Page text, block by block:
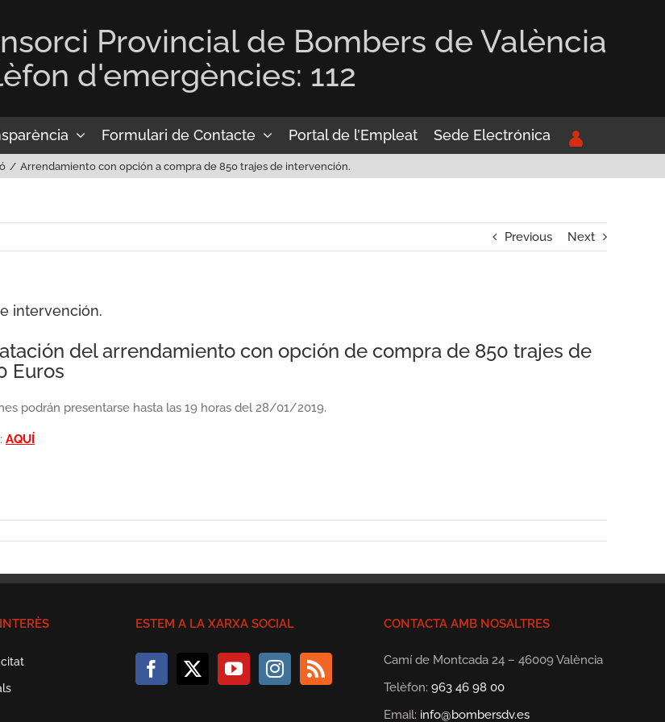
Provincial de Bombers de València
d'emergències: 112
Formulari de Contacte Portal de l’Empleat Sede Electrónica
Arrendamiento con opción a compra de 850 trajes de intervención.
Previous Next
intervención.
del arrendamiento con opción de compra de 850 trajes de
Euros
podrán presentarse hasta las 19 horas del 28/01/2019.
AQUÍ
ESTEM A LA XARXA SOCIAL CONTACTA AMB NOSALTRES
Camí de Montcada 24 – 46009 València
Telèfon: 963 46 98 00
Email: info@bombersdv.es